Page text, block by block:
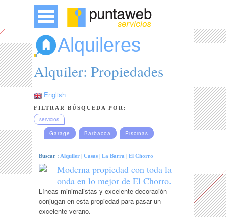
Alquileres
Alquiler: Propiedades
English
FILTRAR BÚSQUEDA POR:
servicios
Garage
Barbacoa Piscinas
Buscar :Alquiler |Casas |La Barra |El Chorro
Moderna propiedad con toda la
onda en lo mejor de El Chorro.
Líneas minimalistas y excelente decoración
conjugan en esta propiedad para pasar un
excelente verano.